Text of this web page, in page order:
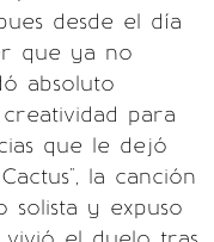
desde el día
que ya no
absoluto
para
que le dejó
la canción
y expuso